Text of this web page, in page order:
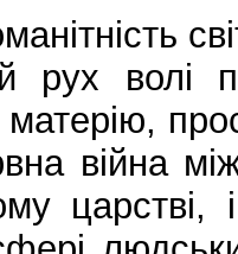
рух волі
війна